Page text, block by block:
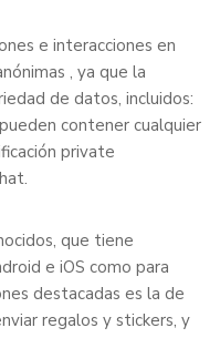
e interacciones en
, ya que la
de datos, incluidos:
contener cualquier
private
que tiene
e iOS como para
destacadas es la de
regalos y stickers, y